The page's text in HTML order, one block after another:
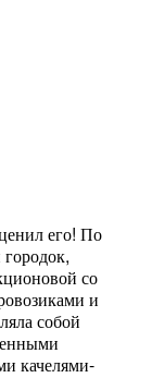
его! По
со
и
собой
качелями-